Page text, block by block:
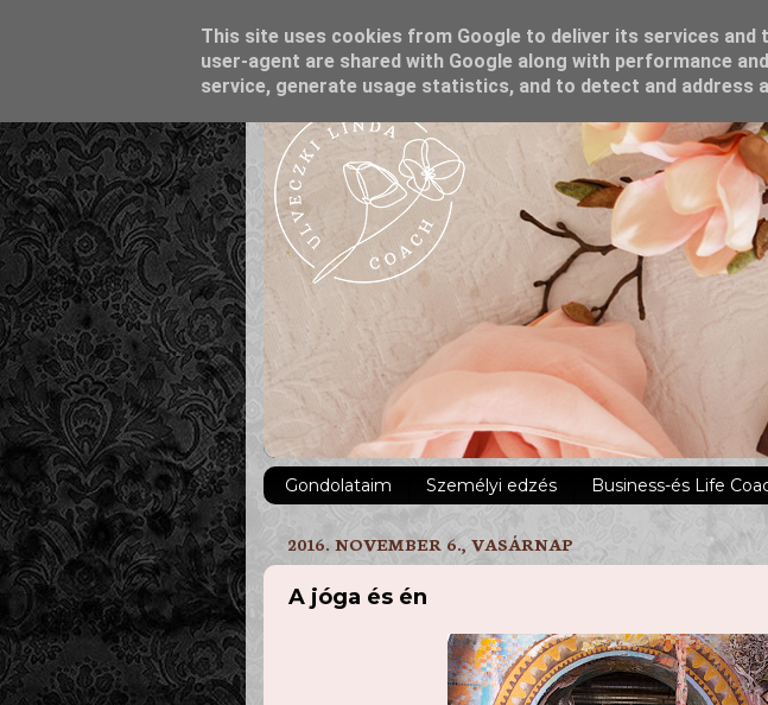
Gondolataim Személyi edzés Business-és Life
2016. NOVEMBER 6., VASÁRNAP
A jóga és én
This site uses cookies from Google to deliver its services and
user-agent are shared with Google along with performance
service, generate usage statistics, and to detect and address